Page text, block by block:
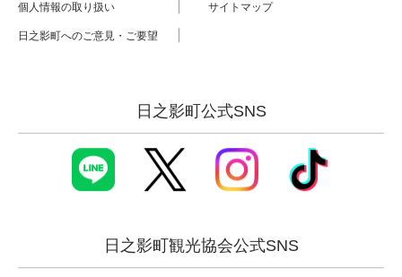
個人情報の取り扱い サイトマップ
日之影町へのご意見・ご要望
日之影町公式SNS
日之影町観光協会公式SNS